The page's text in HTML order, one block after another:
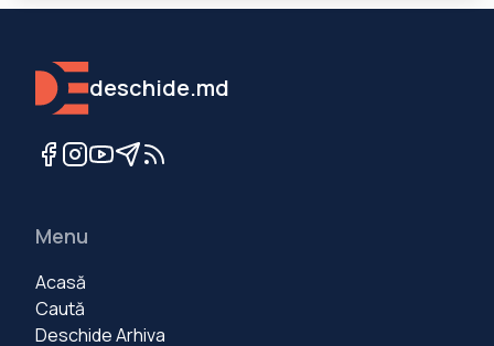
deschide.md
Menu
Acasă
Caută
Deschide Arhiva